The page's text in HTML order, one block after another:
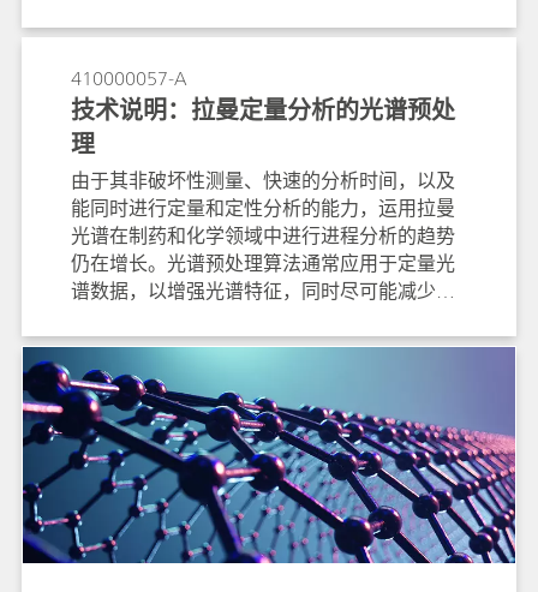
应校正，以去除仪器伪影。i-Raman 系列便携
式拉曼光谱仪的标准软件 BWSpec 具有使用仪
器特定校正的功能。本技术说明中解释了相对
强度校正，以及如何将其用于 BWSpec 软件。
410000057-A
技术说明：拉曼定量分析的光谱预处
理
由于其非破坏性测量、快速的分析时间，以及
能同时进行定量和定性分析的能力，运用拉曼
光谱在制药和化学领域中进行进程分析的趋势
仍在增长。光谱预处理算法通常应用于定量光
谱数据，以增强光谱特征，同时尽可能减少与
中，我们通过实际应用案例讨论了与拉曼光谱
相关的主要预处理方式，并回顾了B&W Tek 和
瑞士万通软件中现有的算法，以便读者能够轻
松地应用它们来构建拉曼定量模型。